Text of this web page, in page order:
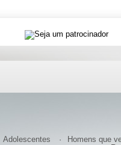
Adolescentes
Homens que